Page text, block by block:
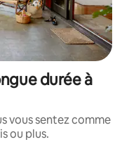
durée à
vous sentez comme
ou plus.